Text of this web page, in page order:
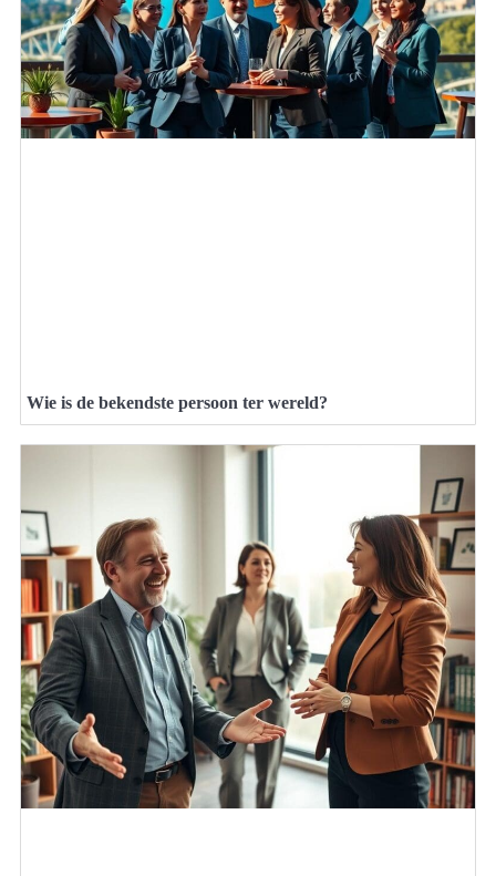
Wie is de bekendste persoon ter wereld?